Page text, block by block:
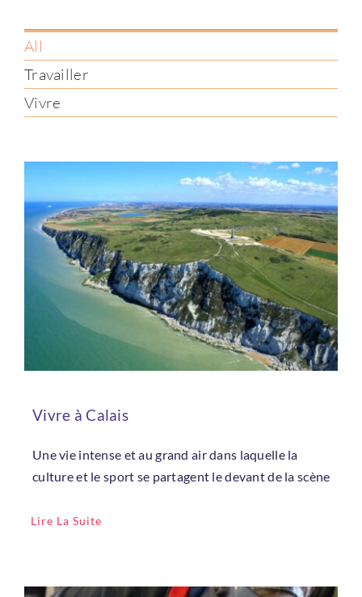
All
Travailler
Vivre
Vivre à Calais
Une vie intense et au grand air dans laquelle la
culture et le sport se partagent le devant de la scène
Lire La Suite